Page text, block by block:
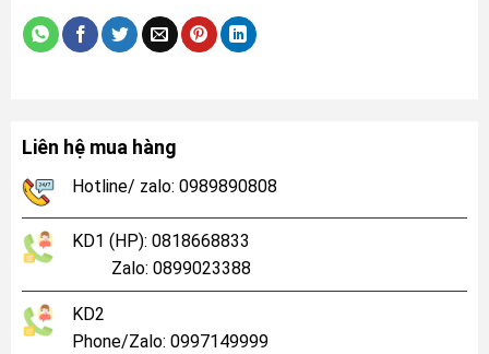
Liên hệ mua hàng
Hotline/ zalo: 0989890808
KD1 (HP): 0818668833
Zalo: 0899023388
KD2
Phone/Zalo: 0997149999